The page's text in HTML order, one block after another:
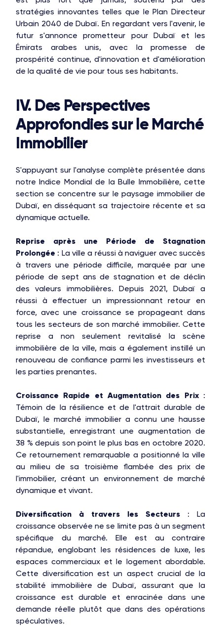
STONE IS CAPITAL
stratégies innovantes telles que le Plan Directeur
Urbain 2040 de Dubaï. En regardant vers l'avenir, le
futur s'annonce prometteur pour Dubaï et les
Émirats arabes unis, avec la promesse de
prospérité continue, d'innovation et d'amélioration
de la qualité de vie pour tous ses habitants.
IV. Des Perspectives
Approfondies sur le Marché
Immobilier
S'appuyant sur l'analyse complète présentée dans
notre Indice Mondial de la Bulle Immobilière, cette
section se concentre sur le paysage immobilier de
Dubaï, en disséquant sa trajectoire récente et sa
dynamique actuelle.
Reprise après une Période de Stagnation
Prolongée : La ville a réussi à naviguer avec succès
à travers une période difficile, marquée par une
période de sept ans de stagnation et de déclin
des valeurs immobilières. Depuis 2021, Dubaï a
réussi à effectuer un impressionnant retour en
force, avec une croissance se propageant dans
tous les secteurs de son marché immobilier. Cette
reprise a non seulement revitalisé la scène
immobilière de la ville, mais a également instillé un
renouveau de confiance parmi les investisseurs et
les parties prenantes.
Croissance Rapide et Augmentation des Prix:
Témoin de la résilience et de l'attrait durable de
Dubaï, le marché immobilier a connu une hausse
substantielle, enregistrant une augmentation de
38 % depuis son point le plus bas en octobre 2020.
Ce retournement remarquable a positionné la ville
au milieu de sa troisième flambée des prix de
l'immobilier, créant un environnement de marché
dynamique et vivant.
Diversification à travers les Secteurs : La
croissance observée ne se limite pas à un segment
spécifique du marché. Elle est au contraire
répandue, englobant les résidences de luxe, les
espaces commerciaux et le logement abordable.
Cette diversification est un aspect crucial de la
stabilité immobilière de Dubaï, assurant que la
croissance est durable et enracinée dans une
demande réelle plutôt que dans des opérations
spéculatives.